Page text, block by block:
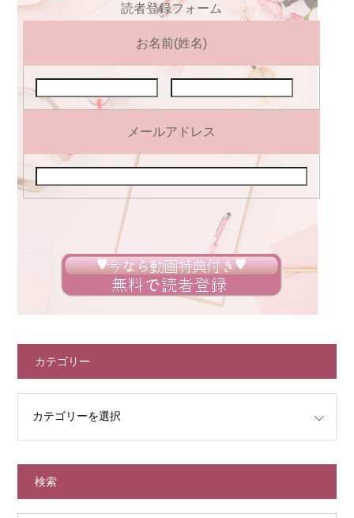
読者登録フォーム
お名前(姓名)
メールアドレス
カテゴリー
検索